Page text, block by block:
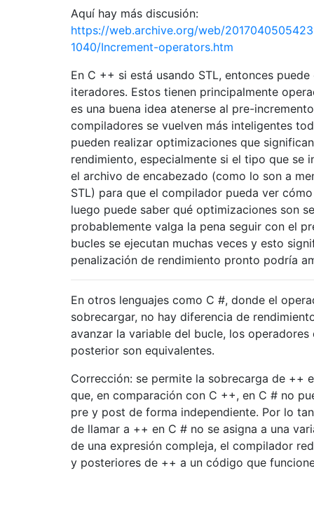
Aquí hay más discusión:
https://web.archive.org/web/
1040/Increment-operators.htm
En C ++ si está usando STL, entonces
iteradores. Estos tienen principalmente
es una buena idea atenerse al pre-
compiladores se vuelven más inteligentes
pueden realizar optimizaciones que
rendimiento, especialmente si el tipo que se
el archivo de encabezado (como lo son a
STL) para que el compilador pueda ver
luego puede saber qué optimizaciones son
probablemente valga la pena seguir con el
bucles se ejecutan muchas veces y esto
penalización de rendimiento pronto podría
En otros lenguajes como C #, donde el
sobrecargar, no hay diferencia de
avanzar la variable del bucle, los
posterior son equivalentes.
Corrección: se permite la sobrecarga de ++
que, en comparación con C ++, en C # no
pre y post de forma independiente. Por lo
de llamar a ++ en C # no se asigna a una
de una expresión compleja, el compilador
y posteriores de ++ a un código que